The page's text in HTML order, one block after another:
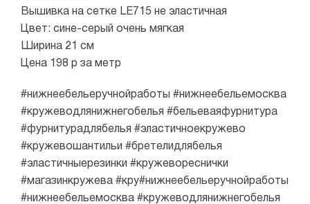
Вышивка на сетке LE715 не эластичная
Цвет: сине-серый очень мягкая
Ширина 21 см
Цена 198 р за метр
#нижнеебельеручнойработы #нижнеебельемосква
#кружеводлянижнегобелья #бельеваяфурнитура
#фурнитурадлябелья #эластичноекружево
#кружевошантильи #бретелидлябелья
#эластичныерезинки #кружевореснички
#магазинкружева #кру#нижнеебельеручнойработы
#нижнеебельемосква #кружеводлянижнегобелья